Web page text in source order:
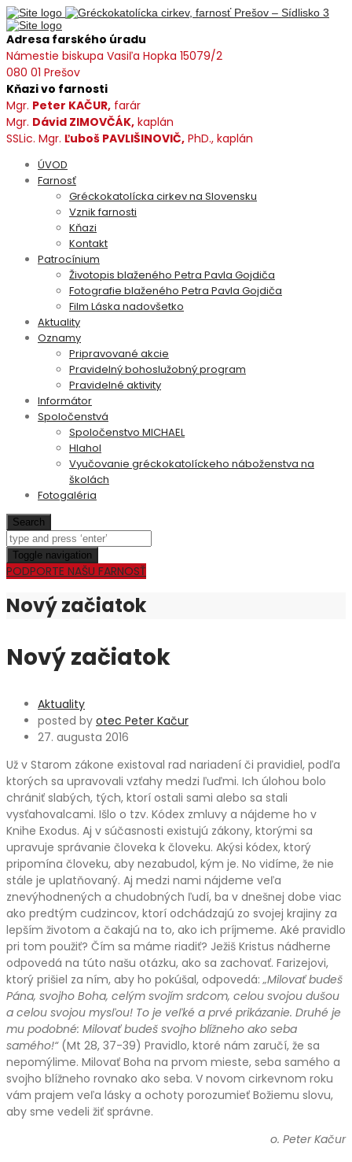
Adresa farského úradu
Námestie biskupa Vasiľa Hopka 15079/2
080 01 Prešov
Kňazi vo farnosti
Mgr. Peter KAČUR, farár
Mgr. Dávid ZIMOVČÁK, kaplán
SSLic. Mgr. Ľuboš PAVLIŠINOVIČ, PhD., kaplán
ÚVOD
Farnosť
Gréckokatolícka cirkev na Slovensku
Vznik farnosti
Kňazi
Kontakt
Patrocínium
Životopis blaženého Petra Pavla Gojdiča
Fotografie blaženého Petra Pavla Gojdiča
Film Láska nadovšetko
Aktuality
Oznamy
Pripravované akcie
Pravidelný bohoslužobný program
Pravidelné aktivity
Informátor
Spoločenstvá
Spoločenstvo MICHAEL
Hlahol
Vyučovanie gréckokatolíckeho náboženstva na
školách
Fotogaléria
Search
Toggle navigation
PODPORTE NAŠU FARNOSŤ
Nový začiatok
Nový začiatok
Aktuality
posted by otec Peter Kačur
27. augusta 2016
Už v Starom zákone existoval rad nariadení či pravidiel, podľa
ktorých sa upravovali vzťahy medzi ľuďmi. Ich úlohou bolo
chrániť slabých, tých, ktorí ostali sami alebo sa stali
vysťahovalcami. Išlo o tzv. Kódex zmluvy a nájdeme ho v
Knihe Exodus. Aj v súčasnosti existujú zákony, ktorými sa
upravuje správanie človeka k človeku. Akýsi kódex, ktorý
pripomína človeku, aby nezabudol, kým je. No vidíme, že nie
stále je uplatňovaný. Aj medzi nami nájdeme veľa
znevýhodnených a chudobných ľudí, ba v dnešnej dobe viac
ako predtým cudzincov, ktorí odchádzajú zo svojej krajiny za
lepším životom a čakajú na to, ako ich príjmeme. Aké pravidlo
pri tom použiť? Čím sa máme riadiť? Ježiš Kristus nádherne
odpovedá na túto našu otázku, ako sa zachovať. Farizejovi,
ktorý prišiel za ním, aby ho pokúšal, odpovedá:„Milovať budeš
Pána, svojho Boha, celým svojím srdcom, celou svojou dušou
a celou svojou mysľou! To je veľké a prvé prikázanie. Druhé je
mu podobné: Milovať budeš svojho blížneho ako seba
samého!“(Mt 28, 37-39) Pravidlo, ktoré nám zaručí, že sa
nepomýlime. Milovať Boha na prvom mieste, seba samého a
svojho blížneho rovnako ako seba. V novom cirkevnom roku
vám prajem veľa lásky a ochoty porozumieť Božiemu slovu,
aby sme vedeli žiť správne.
o. Peter Kačur